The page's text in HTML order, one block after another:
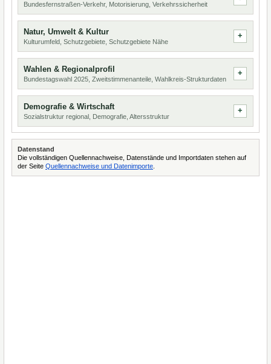
Bundesfernstraßen-Verkehr, Motorisierung, Verkehrssicherheit
Natur, Umwelt & Kultur
Kulturumfeld, Schutzgebiete, Schutzgebiete Nähe
Wahlen & Regionalprofil
Bundestagswahl 2025, Zweitstimmenanteile, Wahlkreis-Strukturdaten
Demografie & Wirtschaft
Sozialstruktur regional, Demografie, Altersstruktur
Datenstand
Die vollständigen Quellennachweise, Datenstände und Importdaten stehen auf
der Seite Quellennachweise und Datenimporte